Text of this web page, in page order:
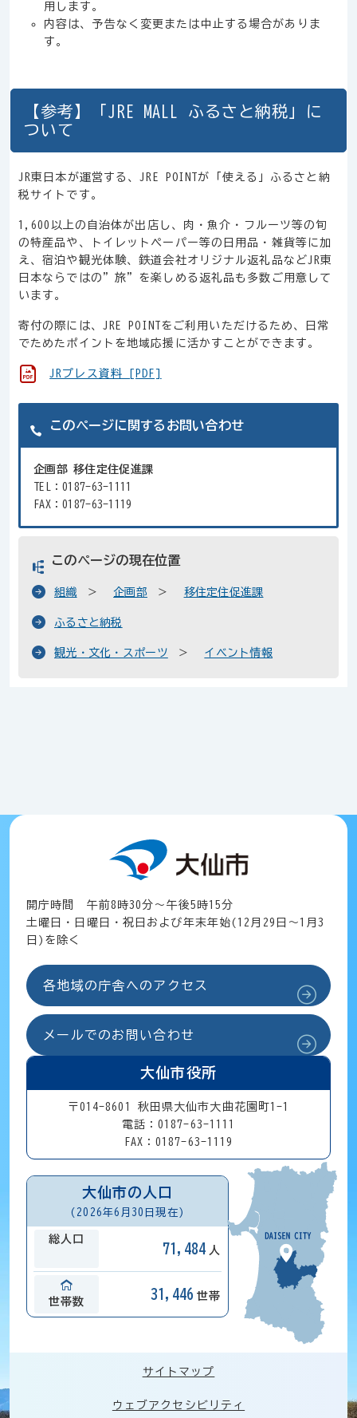
用します。
内容は、予告なく変更または中止する場合がありま
す。
【参考】「JRE MALL ふるさと納税」に
ついて
JR東日本が運営する、JRE POINTが「使える」ふるさと納
税サイトです。
1,600以上の自治体が出店し、肉・魚介・フルーツ等の旬
の特産品や、トイレットペーパー等の日用品・雑貨等に加
え、宿泊や観光体験、鉄道会社オリジナル返礼品などJR東
日本ならではの”旅”を楽しめる返礼品も多数ご用意して
います。
寄付の際には、JRE POINTをご利用いただけるため、日常
でためたポイントを地域応援に活かすことができます。
JRプレス資料 [PDF]
このページに関するお問い合わせ
企画部 移住定住促進課
TEL：0187-63-1111
FAX：0187-63-1119
このページの現在位置
組織 企画部 移住定住促進課
ふるさと納税
観光・文化・スポーツ イベント情報
開庁時間 午前8時30分～午後5時15分
土曜日・日曜日・祝日および年末年始(12月29日～1月3
日)を除く
各地域の庁舎へのアクセス
メールでのお問い合わせ
大仙市役所
〒014-8601 秋田県大仙市大曲花園町1-1
電話：0187-63-1111
FAX：0187-63-1119
大仙市の人口
(2026年6月30日現在)
総人口
71,484 人
世帯数
31,446 世帯
サイトマップ
ウェブアクセシビリティ